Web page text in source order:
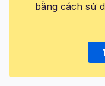
bằng cách sử